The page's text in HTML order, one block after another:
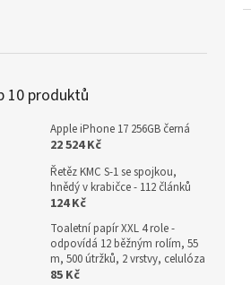
10 produktů
Apple iPhone 17 256GB černá
22 524 Kč
Řetěz KMC S-1 se spojkou,
hnědý v krabičce - 112 článků
124 Kč
Toaletní papír XXL 4 role -
odpovídá 12 běžným rolím, 55
m, 500 útržků, 2 vrstvy, celulóza
85 Kč